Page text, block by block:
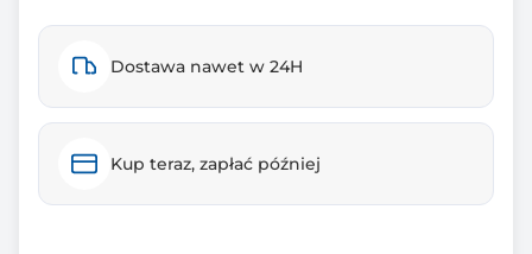
Dostawa nawet w 24H
Kup teraz, zapłać później